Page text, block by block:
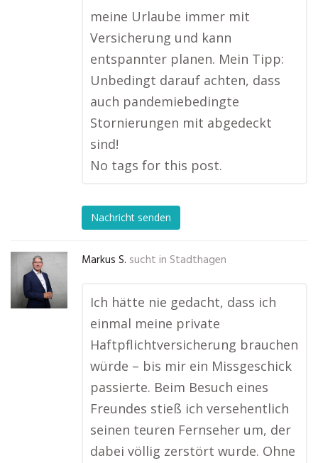
meine Urlaube immer mit
Versicherung und kann
entspannter planen. Mein Tipp:
Unbedingt darauf achten, dass
auch pandemiebedingte
Stornierungen mit abgedeckt
sind!
No tags for this post.
Nachricht senden
Markus S. sucht in Stadthagen
Ich hätte nie gedacht, dass ich
einmal meine private
Haftpflichtversicherung brauchen
würde – bis mir ein Missgeschick
passierte. Beim Besuch eines
Freundes stieß ich versehentlich
seinen teuren Fernseher um, der
dabei völlig zerstört wurde. Ohne